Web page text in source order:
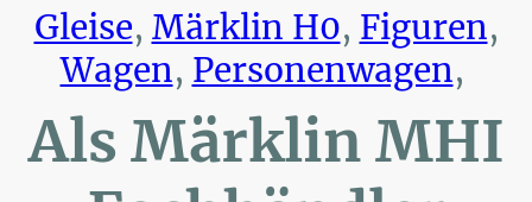
Gleise, Märklin H0, Figuren,
Wagen, Personenwagen,
Als Märklin MHI